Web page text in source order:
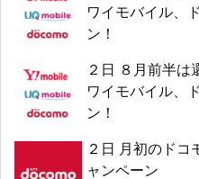
ワイモバイル、
ン！
２日 ８月前半は
ワイモバイル、
ン！
２日 月初のドコ
ャンペーン